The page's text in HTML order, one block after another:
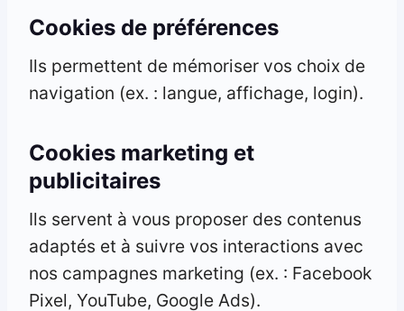
Cookies de préférences
Ils permettent de mémoriser vos choix de
navigation (ex. : langue, affichage, login).
Cookies marketing et
publicitaires
Ils servent à vous proposer des contenus
adaptés et à suivre vos interactions avec
nos campagnes marketing (ex. : Facebook
Pixel, YouTube, Google Ads).